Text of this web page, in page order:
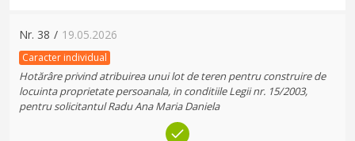
Nr. 38 / 19.05.2026
Caracter individual
Hotărâre privind atribuirea unui lot de teren pentru construire de
locuinta proprietate persoanala, in conditiile Legii nr. 15/2003,
pentru solicitantul Radu Ana Maria Daniela